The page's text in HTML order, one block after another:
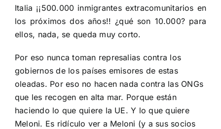
Italia ¡¡500.000 inmigrantes extracomunitarios en
los próximos dos años!! ¿qué son 10.000? para
ellos, nada, se queda muy corto.
Por eso nunca toman represalias contra los
gobiernos de los países emisores de estas
oleadas. Por eso no hacen nada contra las ONGs
que les recogen en alta mar. Porque están
haciendo lo que quiere la UE. Y lo que quiere
Meloni. Es ridículo ver a Meloni (y a sus socios